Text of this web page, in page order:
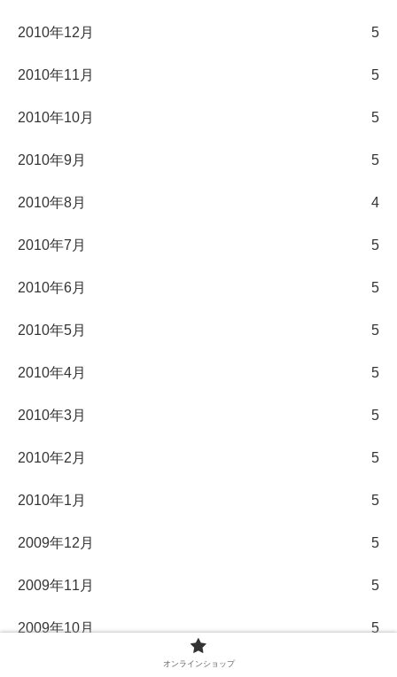
2010年12月 5
2010年11月 5
2010年10月 5
2010年9月 5
2010年8月 4
2010年7月 5
2010年6月 5
2010年5月 5
2010年4月 5
2010年3月 5
2010年2月 5
2010年1月 5
2009年12月 5
2009年11月 5
2009年10月 5
オンラインショップ